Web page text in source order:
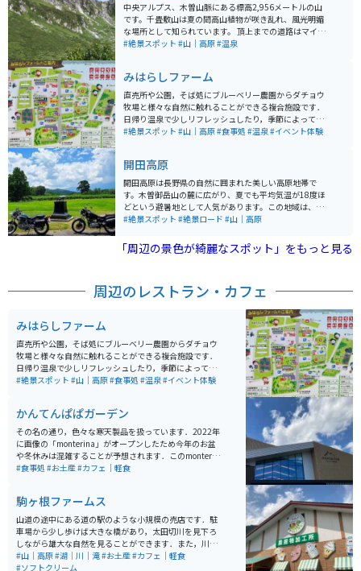
中央アルプス、木曽山脈にある標高2,956メートルの山
です。千畳敷山は夏の間高山植物が咲き乱れ、風光明媚
な場所として知られています。 頂上までの道路はマイカ
ー規制があるため、車やバイクでのアクセスはできませ
#絶景スポット #山｜高原#温泉
みはらしファーム
直売所や公園，そば処にブルーベリー農園からダチョウ
牧場と様々な自然に触れることができる複合施設です．
日帰り温泉で少しリフレッシュしたり，季節によっては
果物や野菜の収穫体験ができたり，キックバイク体験コ
#絶景スポット #山｜高原#食事処 #温泉#イベント体験
開田高原
開田高原は長野県の自然に囲まれた美しい高原地帯で
す。木曽御岳山の麓に広がり、夏でも平均気温が18度ほ
どという避暑地として人気があります。この地域は、
「木曽馬とそばのふるさと」としても有名で、新鮮な空
できるのが醍醐味です。 空気が澄んでいて天気が良けれ
ば御嶽山が見えたり、飲食店やキャンプ場もあるので観
らいになると蕎麦の花が一面に咲くのでそれを見にいく
#絶景スポット #絶景ロード #山｜高原
「周辺の景色が綺麗なスポット」をもっと見る
周辺のレストラン・カフェ
みはらしファーム
直売所や公園，そば処にブルーベリー農園からダチョウ
牧場と様々な自然に触れることができる複合施設です．
日帰り温泉で少しリフレッシュしたり，季節によっては
果物や野菜の収穫体験ができたり，キックバイク体験コ
#絶景スポット #山｜高原#食事処 #温泉#イベント体験
かんてんぱぱガーデン
その名の通り，色々な寒天製品を扱っています．2022年
に画像の「monterina」がオープンしたため今年のお盆
や冬休みは混雑することが予想されます．このmonterin
aは，寒天に限らず，全国の珍味や長野県の地酒(日本酒)
ん．
#食事処 #お土産#カフェ｜軽食
駒ヶ根ファームス
山道の途中にある道の駅のような小規模の売店です．駐
車場から少し歩けば大きな橋があり，太田切川を見下ろ
しながら雄大な自然を見ることができます．また，川に
降りることもでき，夏でも冷たい水で川遊びが楽しめま
す．川で遊んだ後のすずらんソフトクリームは絶品で
#山｜高原#湖｜川｜滝#お土産#カフェ｜軽食
#ソフトクリーム